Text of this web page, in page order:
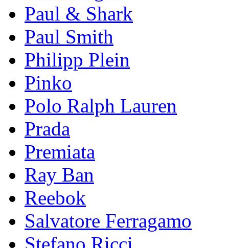
Paul & Shark
Paul Smith
Philipp Plein
Pinkо
Polo Ralph Lauren
Prada
Premiata
Ray Ban
Reebok
Salvatore Ferragamo